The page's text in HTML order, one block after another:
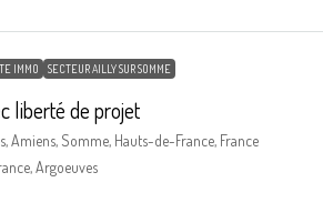
IMMO SECTEUR AILLY SUR SOMME
liberté de projet
Amiens, Somme, Hauts-de-France, France
Argoeuves